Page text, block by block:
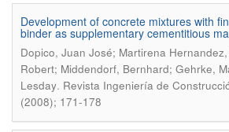
Development of concrete mixtures with
binder as supplementary cementitious
Dopico, Juan José; Martirena
Robert; Middendorf, Bernhard; Gehrke,
Lesday. Revista Ingeniería de
(2008); 171-178